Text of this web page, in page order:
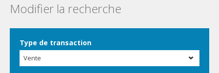
Modifier la recherche
Type de transaction
Vente